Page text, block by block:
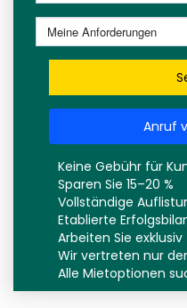
Anruf
Keine Gebühr für
Sparen Sie 15–20 %
Vollständige
Etablierte
Arbeiten Sie exklusiv
Wir vertreten nur
Alle Mietoptionen